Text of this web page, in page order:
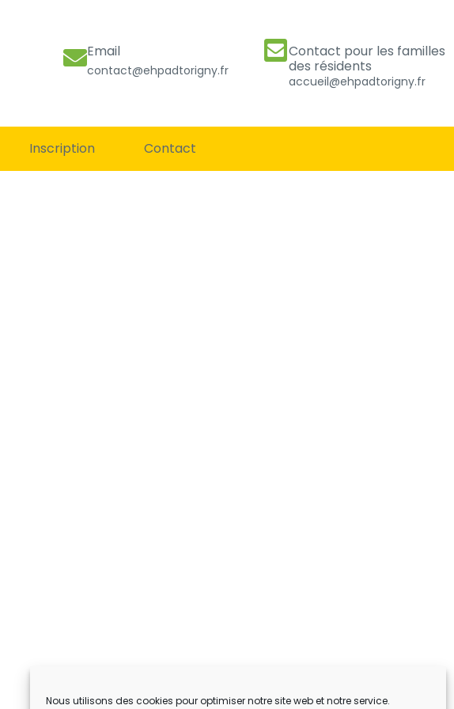
Nous utilisons des cookies pour optimiser notre site web et notre service.
Email
contact@ehpadtorigny.fr
Contact pour les familles
des résidents
accueil@ehpadtorigny.fr
Inscription Contact